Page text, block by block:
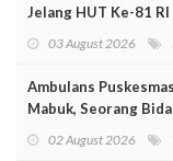
Jelang HUT Ke-81 RI
03 August 2026
Ambulans
Mabuk, Seorang
02 August 2026